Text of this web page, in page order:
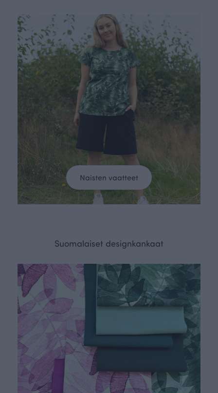
Naisten vaatteet
Suomalaiset designkankaat